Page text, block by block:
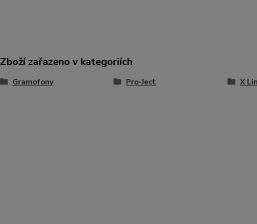
Zboží zařazeno v kategoriích
Gramofony Pro-Ject X